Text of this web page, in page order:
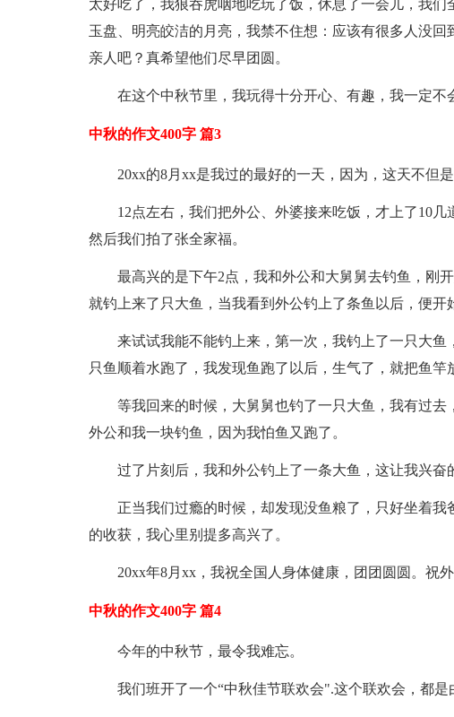
太好吃了，我狼吞虎咽地吃玩了饭，休息了一会儿，我
玉盘、明亮皎洁的月亮，我禁不住想：应该有很多人没
亲人吧？真希望他们尽早团圆。
在这个中秋节里，我玩得十分开心、有趣，我一定不
中秋的作文400字 篇3
20xx的8月xx是我过的最好的一天，因为，这天不但
12点左右，我们把外公、外婆接来吃饭，才上了10
然后我们拍了张全家福。
最高兴的是下午2点，我和外公和大舅舅去钓鱼，刚
就钓上来了只大鱼，当我看到外公钓上了条鱼以后，便开
来试试我能不能钓上来，第一次，我钓上了一只大
只鱼顺着水跑了，我发现鱼跑了以后，生气了，就把鱼竿
等我回来的时候，大舅舅也钓了一只大鱼，我有过
外公和我一块钓鱼，因为我怕鱼又跑了。
过了片刻后，我和外公钓上了一条大鱼，这让我兴奋
正当我们过瘾的时候，却发现没鱼粮了，只好坐着
的收获，我心里别提多高兴了。
20xx年8月xx，我祝全国人身体健康，团团圆圆。祝
中秋的作文400字 篇4
今年的中秋节，最令我难忘。
我们班开了一个“中秋佳节联欢会".这个联欢会，都